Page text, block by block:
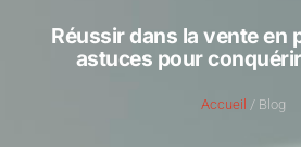
Réussir dans la vente en
astuces pour
Accueil / Blog